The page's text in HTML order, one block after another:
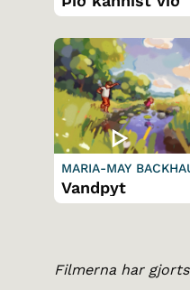
MARIA-MAY
ROWN & MADS
BONDE
Vandpyt
Filmerna har